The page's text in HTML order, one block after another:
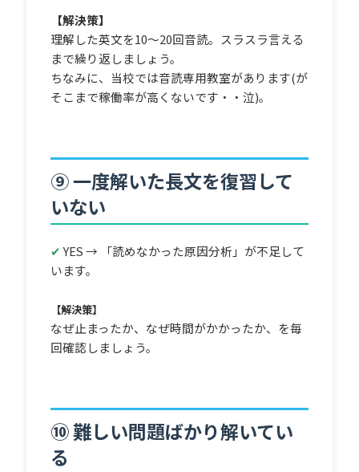
【解決策】
理解した英文を10〜20回音読。スラスラ言える
まで繰り返しましょう。
ちなみに、当校では音読専用教室があります(が
そこまで稼働率が高くないです・・泣)。
⑨ 一度解いた長文を復習して
いない
✔ YES → 「読めなかった原因分析」が不足して
います。
【解決策】
なぜ止まったか、なぜ時間がかかったか、を毎
回確認しましょう。
⑩ 難しい問題ばかり解いてい
る